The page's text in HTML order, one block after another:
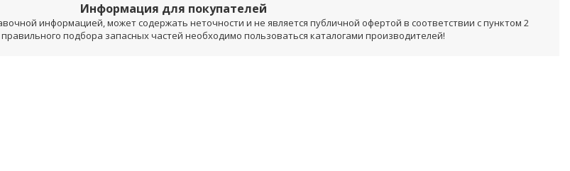
Информация для покупателей
информацией, может содержать неточности и не является публичной офертой в соответствии с пунктом 2
правильного подбора запасных частей необходимо пользоваться каталогами производителей!